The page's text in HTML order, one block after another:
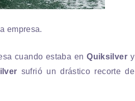
empresa.
cuando estaba enQuiksilver y
sufrió un drástico recorte de